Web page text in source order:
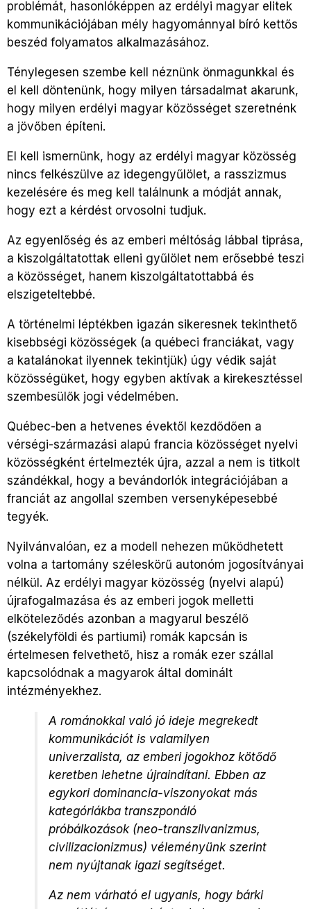
problémát, hasonlóképpen az erdélyi magyar elitek
kommunikációjában mély hagyománnyal bíró kettős
beszéd folyamatos alkalmazásához.
Ténylegesen szembe kell néznünk önmagunkkal és
el kell döntenünk, hogy milyen társadalmat akarunk,
hogy milyen erdélyi magyar közösséget szeretnénk
a jövőben építeni.
El kell ismernünk, hogy az erdélyi magyar közösség
nincs felkészülve az idegengyűlölet, a rasszizmus
kezelésére és meg kell találnunk a módját annak,
hogy ezt a kérdést orvosolni tudjuk.
Az egyenlőség és az emberi méltóság lábbal tiprása,
a kiszolgáltatottak elleni gyűlölet nem erősebbé teszi
a közösséget, hanem kiszolgáltatottabbá és
elszigeteltebbé.
A történelmi léptékben igazán sikeresnek tekinthető
kisebbségi közösségek (a québeci franciákat, vagy
a katalánokat ilyennek tekintjük) úgy védik saját
közösségüket, hogy egyben aktívak a kirekesztéssel
szembesülők jogi védelmében.
Québec-ben a hetvenes évektől kezdődően a
vérségi-származási alapú francia közösséget nyelvi
közösségként értelmezték újra, azzal a nem is titkolt
szándékkal, hogy a bevándorlók integrációjában a
franciát az angollal szemben versenyképesebbé
tegyék.
Nyilvánvalóan, ez a modell nehezen működhetett
volna a tartomány széleskörű autonóm jogosítványai
nélkül. Az erdélyi magyar közösség (nyelvi alapú)
újrafogalmazása és az emberi jogok melletti
elköteleződés azonban a magyarul beszélő
(székelyföldi és partiumi) romák kapcsán is
értelmesen felvethető, hisz a romák ezer szállal
kapcsolódnak a magyarok által dominált
intézményekhez.
A románokkal való jó ideje megrekedt
kommunikációt is valamilyen
univerzalista, az emberi jogokhoz kötődő
keretben lehetne újraindítani. Ebben az
egykori dominancia-viszonyokat más
kategóriákba transzponáló
próbálkozások (neo-transzilvanizmus,
civilizacionizmus) véleményünk szerint
nem nyújtanak igazi segítséget.
Az nem várható el ugyanis, hogy bárki